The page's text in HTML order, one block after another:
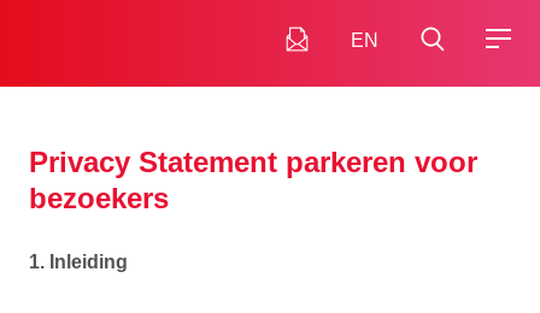
EN
Privacy Statement parkeren voor
bezoekers
1. Inleiding